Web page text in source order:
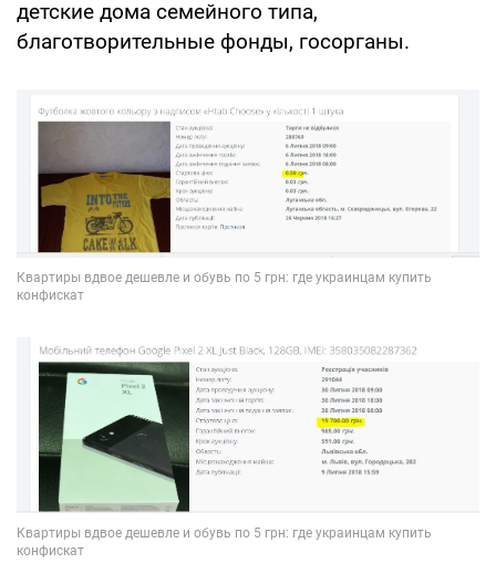
детские дома семейного типа,
благотворительные фонды, госорганы.